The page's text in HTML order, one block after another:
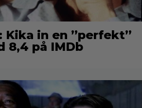
Kika in en ”perfekt”
8,4 på IMDb